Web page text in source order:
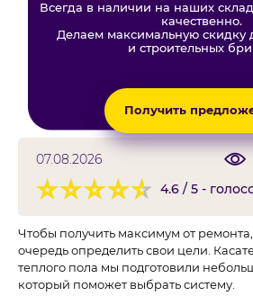
Всегда в наличии на наших
качественно.
Делаем максимальную скидку
и строительных
Получить
07.08.2026
4.6 / 5 -
Чтобы получить максимум от
очередь определить свои цели.
теплого пола мы подготовили
который поможет выбрать систему.